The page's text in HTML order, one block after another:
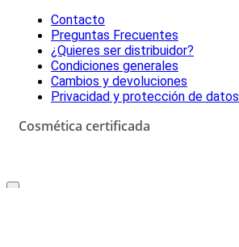
Contacto
Preguntas Frecuentes
¿Quieres ser distribuidor?
Condiciones generales
Cambios y devoluciones
Privacidad y protección de datos
Cosmética certificada